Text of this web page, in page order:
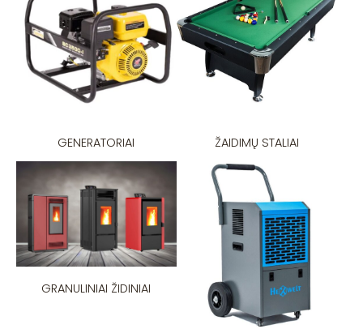
GENERATORIAI ŽAIDIMŲ STALIAI
GRANULINIAI ŽIDINIAI